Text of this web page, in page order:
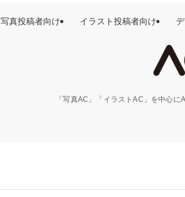
「写真AC」「イラストAC」を中心
写真投稿者向け イラスト投稿者向け